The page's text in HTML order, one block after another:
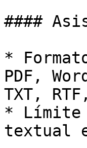
####
*
PDF,
TXT,
* Límite
textual